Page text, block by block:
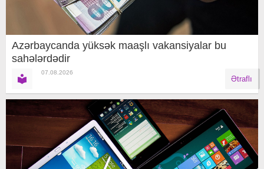
Azərbaycanda yüksək maaşlı vakansiyalar bu
sahələrdədir
07.08.2026
Ətraflı